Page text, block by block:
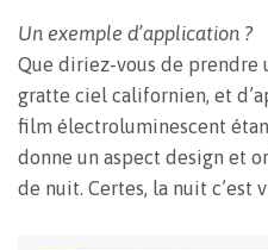
Un exemple d’application ?
Que diriez-vous de prendre
gratte ciel californien, et
film électroluminescent
donne un aspect design et
de nuit. Certes, la nuit c’est